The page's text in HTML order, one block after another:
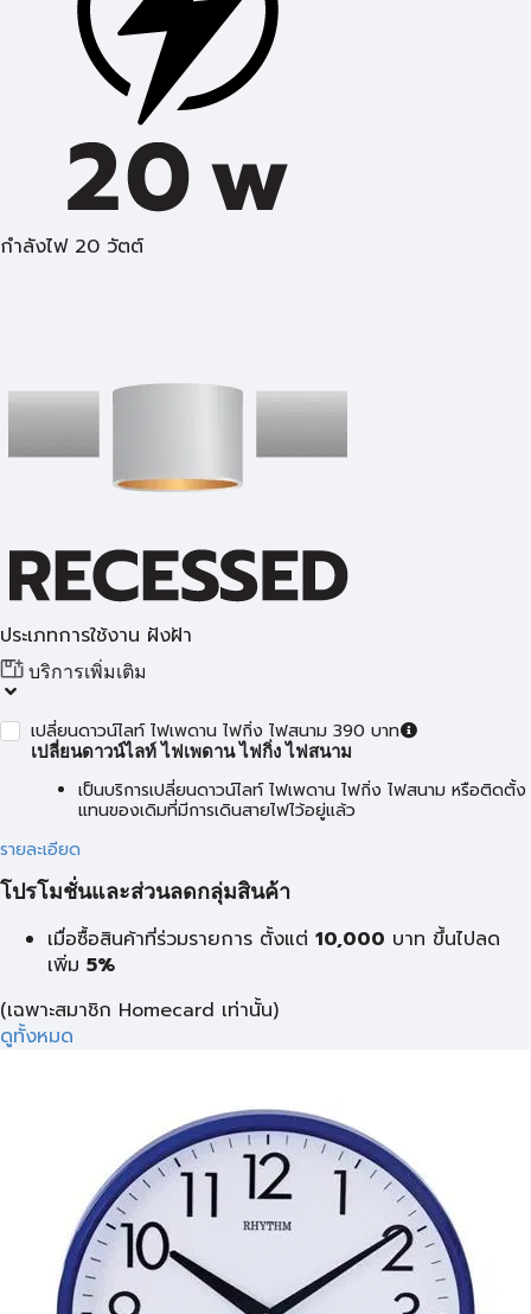
กำลังไฟ 20 วัตต์
ประเภทการใช้งาน ฝังฝ้า
บริการเพิ่มเติม
เปลี่ยนดาวน์ไลท์ ไฟเพดาน ไฟกิ่ง ไฟสนาม 390 บาท
เปลี่ยนดาวน์ไลท์ ไฟเพดาน ไฟกิ่ง ไฟสนาม
เป็นบริการเปลี่ยนดาวน์ไลท์ ไฟเพดาน ไฟกิ่ง ไฟสนาม หรือติดตั้ง
แทนของเดิมที่มีการเดินสายไฟไว้อยู่แล้ว
รายละเอียด
โปรโมชั่นและส่วนลดกลุ่มสินค้า
เมื่อซื้อสินค้าที่ร่วมรายการ ตั้งแต่ 10,000 บาท ขึ้นไปลด
เพิ่ม 5%
(เฉพาะสมาชิก Homecard เท่านั้น)
ดูทั้งหมด